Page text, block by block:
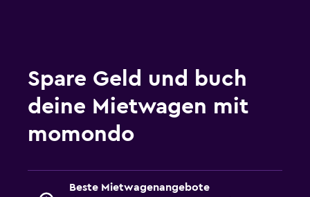
Spare Geld und buch
deine Mietwagen mit
momondo
Beste Mietwagenangebote